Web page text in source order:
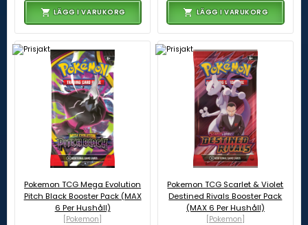
LÄGG I VARUKORG LÄGG I VARUKORG
Pokemon TCG Mega Evolution
Pitch Black Booster Pack (MAX
6 Per Hushåll)
[Pokemon]
Pokemon TCG Scarlet & Violet
Destined Rivals Booster Pack
(MAX 6 Per Hushåll)
[Pokemon]